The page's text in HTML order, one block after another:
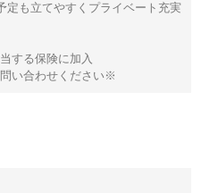
定も立てやすくプライベート充実
する保険に加入
い合わせください※